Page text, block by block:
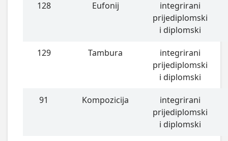
128 Eufonij
integrirani
prijediplomski
i diplomski
129 Tambura
integrirani
prijediplomski
i diplomski
91 Kompozicija
integrirani
prijediplomski
i diplomski